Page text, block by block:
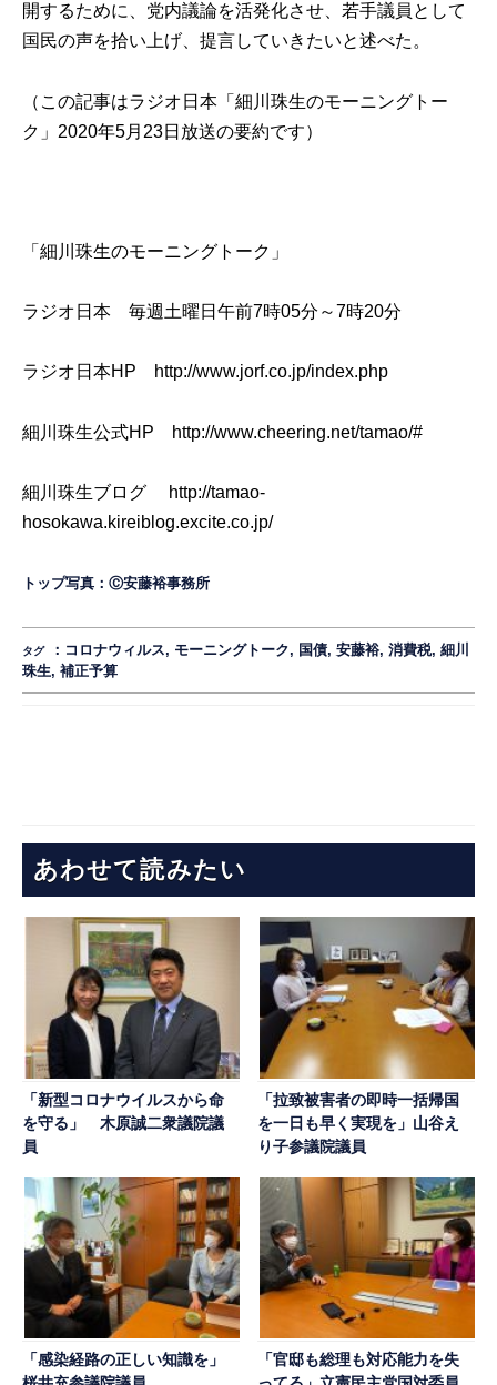
開するために、党内議論を活発化させ、若手議員として
国民の声を拾い上げ、提言していきたいと述べた。
（この記事はラジオ日本「細川珠生のモーニングトー
ク」2020年5月23日放送の要約です）
「細川珠生のモーニングトーク」
ラジオ日本 毎週土曜日午前7時05分～7時20分
ラジオ日本HP http://www.jorf.co.jp/index.php
細川珠生公式HP http://www.cheering.net/tamao/#
細川珠生ブログ
http://tamao-
hosokawa.kireiblog.excite.co.jp/
トップ写真：Ⓒ安藤裕事務所
タグ ： コロナウィルス, モーニングトーク, 国債,安藤裕,消費税,細川
珠生,補正予算
あわせて読みたい
「新型コロナウイルスから命
を守る」 木原誠二衆議院議
員
「拉致被害者の即時一括帰国
を一日も早く実現を」山谷え
り子参議院議員
「感染経路の正しい知識を」
「官邸も総理も対応能力を失